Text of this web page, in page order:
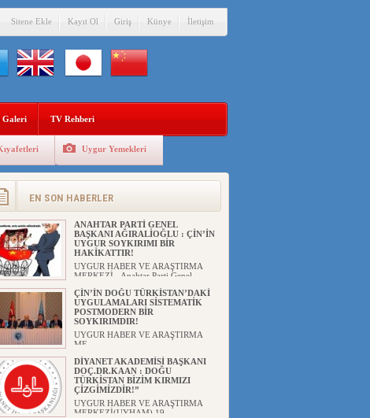
Sitene Ekle Kayıt Ol Giriş Künye İletişim
Galeri TV Rehberi
Uygur Yemekleri
EN SON HABERLER
ANAHTAR PARTİ GENEL
BAŞKANI AĞIRALİOĞLU : ÇİN’İN
UYGUR SOYKIRIMI BİR
HAKİKATTIR!
UYGUR HABER VE ARAŞTIRMA
MERKEZİ Anahtar Parti Genel
ÇİN’İN DOĞU TÜRKİSTAN’DAKİ
UYGULAMALARI SİSTEMATİK
POSTMODERN BİR
SOYKIRIMDIR!
UYGUR HABER VE ARAŞTIRMA
ME...
DİYANET AKADEMİSİ BAŞKANI
DOÇ.DR.KAAN : DOĞU
TÜRKİSTAN BİZİM KIRMIZI
ÇİZGİMİZDİR!”
UYGUR HABER VE ARAŞTIRMA
MERKEZİ(UYHAM) 19...